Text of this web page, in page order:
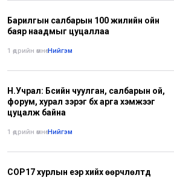
Барилгын салбарын 100 жилийн ойн
баяр наадмыг цуцаллаа
1 өдрийн өмнө•Нийгэм
Н.Учрал: Бүсийн чуулган, салбарын ой,
форум, хурал зэрэг бүх арга хэмжээг
цуцалж байна
1 өдрийн өмнө•Нийгэм
СОР17 хурлын үеэр хийх өөрчлөлтүүд